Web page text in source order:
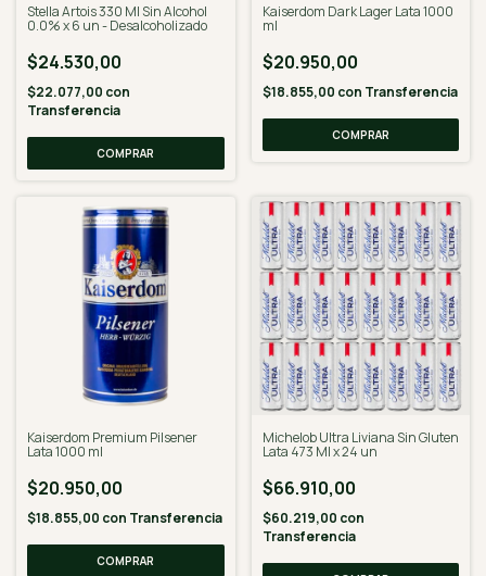
Stella Artois 330 Ml Sin Alcohol
0.0% x 6 un - Desalcoholizado
$24.530,00
$22.077,00 con
Transferencia
Kaiserdom Dark Lager Lata 1000
ml
$20.950,00
$18.855,00 con Transferencia
Kaiserdom Premium Pilsener
Lata 1000 ml
$20.950,00
$18.855,00 con Transferencia
Michelob Ultra Liviana Sin Gluten
Lata 473 Ml x 24 un
$66.910,00
$60.219,00 con
Transferencia